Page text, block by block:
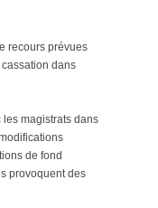
recours prévues
dans
les magistrats dans
de fond
provoquent des